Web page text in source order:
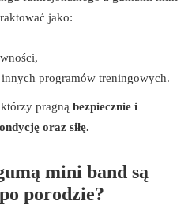
jako:
innych programów treningowych.
pragną bezpiecznie i
oraz siłę.
mini band są
porodzie?